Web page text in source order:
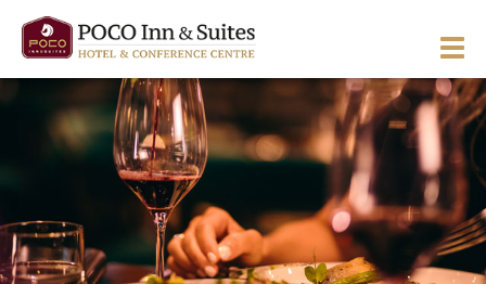
Manage Reservation
ENGLISH 简体中文
酒店概况
客房与套房